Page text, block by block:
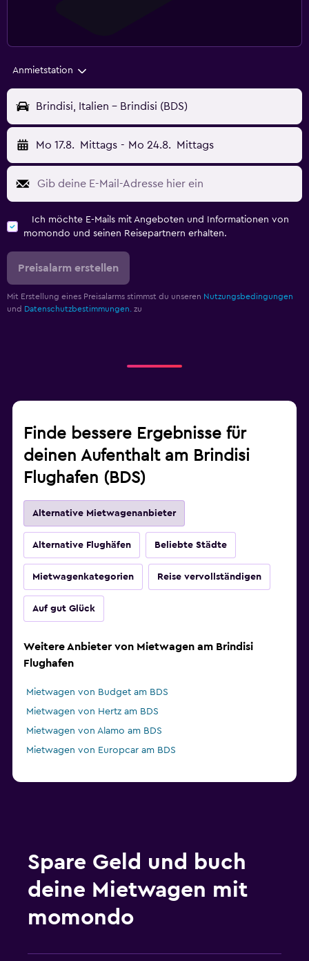
Anmietstation
Brindisi, Italien - Brindisi (BDS)
Mo 17.8. Mittags - Mo 24.8. Mittags
Ich möchte E-Mails mit Angeboten und Informationen von
momondo und seinen Reisepartnern erhalten.
Preisalarm erstellen
Mit Erstellung eines Preisalarms stimmst du unseren Nutzungsbedingungen
und Datenschutzbestimmungen. zu
Finde bessere Ergebnisse für
deinen Aufenthalt am Brindisi
Flughafen (BDS)
Alternative Mietwagenanbieter
Alternative Flughäfen Beliebte Städte
Mietwagenkategorien Reise vervollständigen
Auf gut Glück
Weitere Anbieter von Mietwagen am Brindisi
Flughafen
Mietwagen von Budget am BDS
Mietwagen von Hertz am BDS
Mietwagen von Alamo am BDS
Mietwagen von Europcar am BDS
Spare Geld und buch
deine Mietwagen mit
momondo